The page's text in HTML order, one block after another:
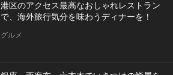
港区のアクセス最高なおしゃれレストラン
で、海外旅行気分を味わうディナーを！
グルメ